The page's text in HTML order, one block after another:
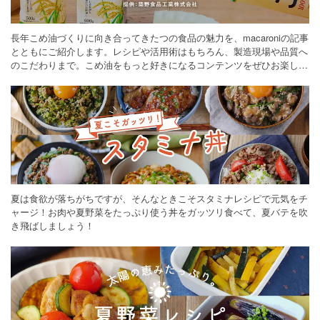
長年こめ油づくりに向き合ってきたつの食品の魅力を、macaroniの記事
とともにご紹介します。レシピや活用術はもちろん、製造現場や品質へ
のこだわりまで。こめ油をもっと好きになるコンテンツをぜひお楽しみ
夏は食欲が落ちがちですが、そんなときこそスタミナレシピで元気をチ
ャージ！お肉や夏野菜をたっぷり使う丼をガッツリ食べて、夏バテを吹
き飛ばしましょう！